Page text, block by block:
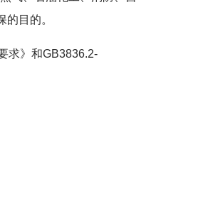
目的。
求》和GB3836.2-